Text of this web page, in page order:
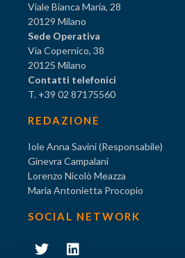
Viale Bianca Maria, 28
20129 Milano
Sede Operativa
Via Copernico, 38
20125 Milano
Contatti telefonici
T. +39 02 87175560
REDAZIONE
Iole Anna Savini (Responsabile)
Ginevra Campalani
Lorenzo Nicolò Meazza
Maria Antonietta Procopio
SOCIAL NETWORK